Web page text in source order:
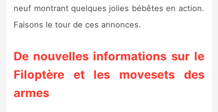
Précommandes jeux Switch 2
Bons plans
Guides
neuf montrant quelques jolies bébêtes en action.
Faisons le tour de ces annonces.
De nouvelles informations sur le
Filoptère et les movesets des
armes